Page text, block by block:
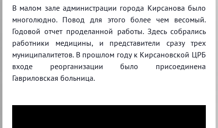
В малом зале администрации города Кирсанова было
многолюдно. Повод для этого более чем весомый.
Годовой отчет проделанной работы. Здесь собрались
работники медицины, и представители сразу трех
муниципалитетов. В прошлом году к Кирсановской ЦРБ
входе реорганизации было присоединена
Гавриловская больница.